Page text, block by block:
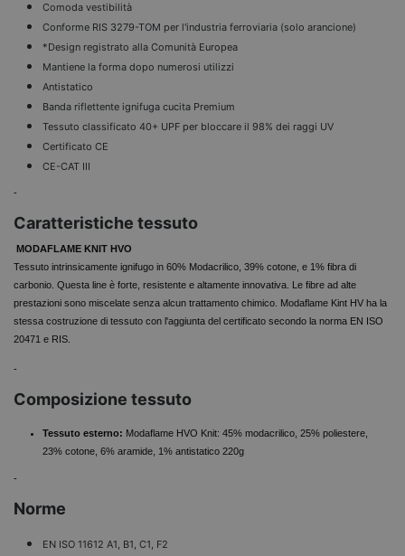
Comoda vestibilità
Conforme RIS 3279-TOM per l'industria ferroviaria (solo arancione)
*Design registrato alla Comunità Europea
Mantiene la forma dopo numerosi utilizzi
Antistatico
Banda riflettente ignifuga cucita Premium
Tessuto classificato 40+ UPF per bloccare il 98% dei raggi UV
Certificato CE
CE-CAT III
-
Caratteristiche tessuto
MODAFLAME KNIT HVO
Tessuto intrinsicamente ignifugo in 60% Modacrilico, 39% cotone, e 1% fibra di
carbonio. Questa line è forte, resistente e altamente innovativa. Le fibre ad alte
prestazioni sono miscelate senza alcun trattamento chimico. Modaflame Kint HV ha la
stessa costruzione di tessuto con l'aggiunta del certificato secondo la norma EN ISO
20471 e RIS.
-
Composizione tessuto
Tessuto esterno: Modaflame HVO Knit: 45% modacrilico, 25% poliestere,
23% cotone, 6% aramide, 1% antistatico 220g
-
Norme
EN ISO 11612 A1, B1, C1, F2